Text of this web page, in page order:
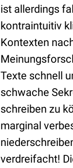
ist allerdings
kontraintuitiv
Kontexten
Texte schnell
schwache
schreiben zu
marginal
verdreifacht!